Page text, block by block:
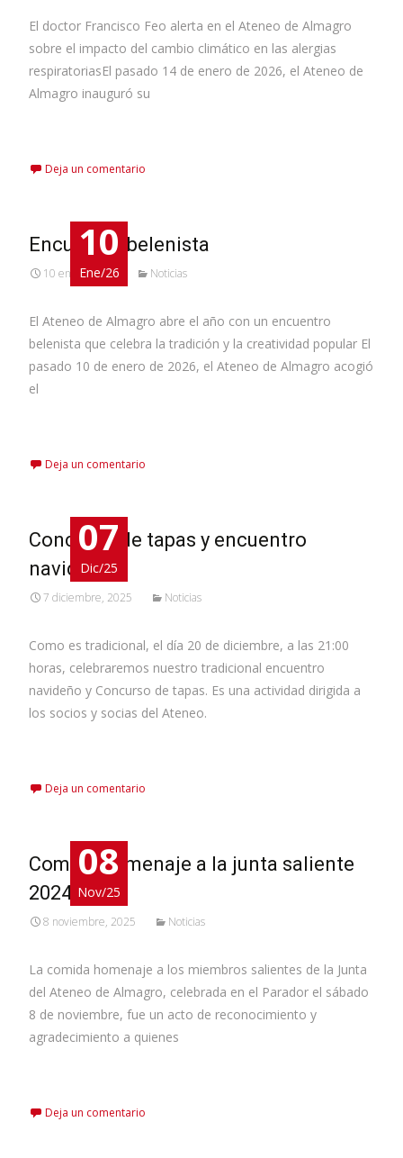
El doctor Francisco Feo alerta en el Ateneo de Almagro
sobre el impacto del cambio climático en las alergias
respiratoriasEl pasado 14 de enero de 2026, el Ateneo de
Almagro inauguró su
Deja un comentario
10
Ene/26
Encuentro belenista
10 enero, 2026 Noticias
El Ateneo de Almagro abre el año con un encuentro
belenista que celebra la tradición y la creatividad popular El
pasado 10 de enero de 2026, el Ateneo de Almagro acogió
el
Deja un comentario
07
Dic/25
Concurso de tapas y encuentro
navideño
7 diciembre, 2025 Noticias
Como es tradicional, el día 20 de diciembre, a las 21:00
horas, celebraremos nuestro tradicional encuentro
navideño y Concurso de tapas. Es una actividad dirigida a
los socios y socias del Ateneo.
Deja un comentario
08
Nov/25
Comida homenaje a la junta saliente
2024
8 noviembre, 2025 Noticias
La comida homenaje a los miembros salientes de la Junta
del Ateneo de Almagro, celebrada en el Parador el sábado
8 de noviembre, fue un acto de reconocimiento y
agradecimiento a quienes
Deja un comentario